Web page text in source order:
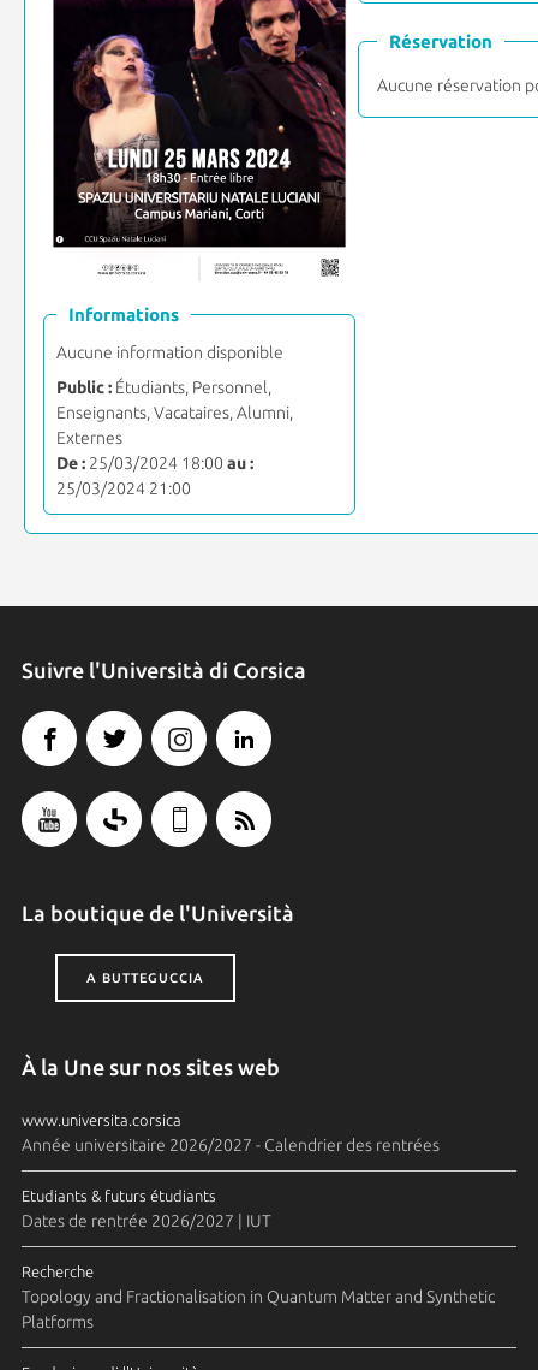
Informations
Aucune information disponible
Public :Étudiants, Personnel,
Enseignants, Vacataires, Alumni,
Externes
De :25/03/2024 18:00 au :
25/03/2024 21:00
Réservation
Aucune réservation
Suivre l'Università di Corsica
La boutique de l'Università
A BUTTEGUCCIA
À la Une sur nos sites web
www.universita.corsica
Année universitaire 2026/2027 - Calendrier des rentrées
Etudiants & futurs étudiants
Dates de rentrée 2026/2027 | IUT
Recherche
Topology and Fractionalisation in Quantum Matter and Synthetic
Platforms